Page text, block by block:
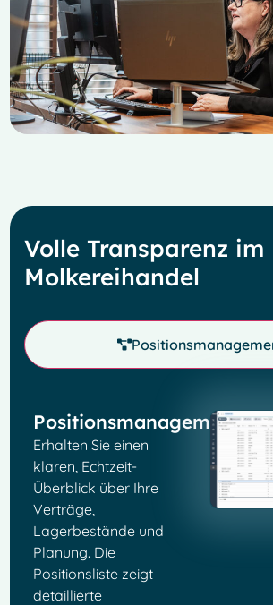
Volle Transparenz im
Molkereihandel
Positionsmanagement
Erhalten Sie einen
klaren, Echtzeit-
Überblick über Ihre
Verträge,
Lagerbestände und
Planung. Die
Positionsliste zeigt
detaillierte